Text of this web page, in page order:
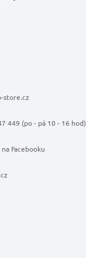
store.cz
449 (po - pá 10 - 16 hod)
Facebooku